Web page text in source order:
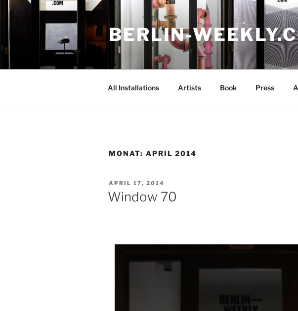
Zum
Inhalt
springen
BERLIN-
All Installations Artists Book Press
MONAT: APRIL 2014
VERÖFFENTLICHT
AM
APRIL 17, 2014
Window 70